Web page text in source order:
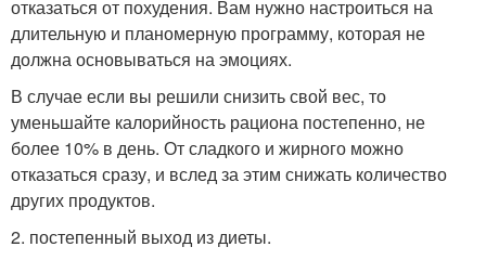
отказаться от похудения. Вам нужно настроиться на
длительную и планомерную программу, которая не
должна основываться на эмоциях.
В случае если вы решили снизить свой вес, то
уменьшайте калорийность рациона постепенно, не
более 10% в день. От сладкого и жирного можно
отказаться сразу, и вслед за этим снижать количество
других продуктов.
2. постепенный выход из диеты.